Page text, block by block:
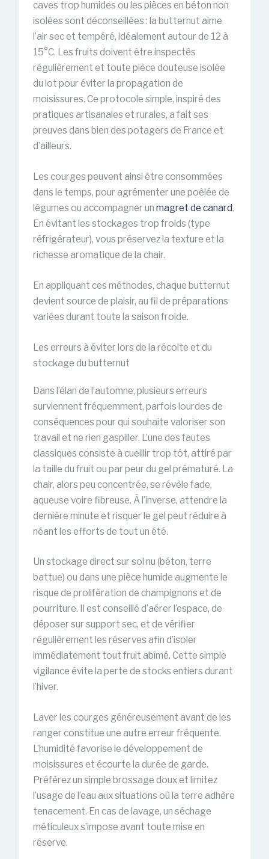
caves trop humides ou les pièces en béton non
isolées sont déconseillées : la butternut aime
l’air sec et tempéré, idéalement autour de 12 à
15°C. Les fruits doivent être inspectés
régulièrement et toute pièce douteuse isolée
du lot pour éviter la propagation de
moisissures. Ce protocole simple, inspiré des
pratiques artisanales et rurales, a fait ses
preuves dans bien des potagers de France et
d’ailleurs.
Les courges peuvent ainsi être consommées
dans le temps, pour agrémenter une poêlée de
légumes ou accompagner un magret de canard.
En évitant les stockages trop froids (type
réfrigérateur), vous préservez la texture et la
richesse aromatique de la chair.
En appliquant ces méthodes, chaque butternut
devient source de plaisir, au fil de préparations
variées durant toute la saison froide.
Les erreurs à éviter lors de la récolte et du
stockage du butternut
Dans l’élan de l’automne, plusieurs erreurs
surviennent fréquemment, parfois lourdes de
conséquences pour qui souhaite valoriser son
travail et ne rien gaspiller. L’une des fautes
classiques consiste à cueillir trop tôt, attiré par
la taille du fruit ou par peur du gel prématuré. La
chair, alors peu concentrée, se révèle fade,
aqueuse voire fibreuse. À l’inverse, attendre la
dernière minute et risquer le gel peut réduire à
néant les efforts de tout un été.
Un stockage direct sur sol nu (béton, terre
battue) ou dans une pièce humide augmente le
risque de prolifération de champignons et de
pourriture. Il est conseillé d’aérer l’espace, de
déposer sur support sec, et de vérifier
régulièrement les réserves afin d’isoler
immédiatement tout fruit abîmé. Cette simple
vigilance évite la perte de stocks entiers durant
l’hiver.
Laver les courges généreusement avant de les
ranger constitue une autre erreur fréquente.
L’humidité favorise le développement de
moisissures et écourte la durée de garde.
Préférez un simple brossage doux et limitez
l’usage de l’eau aux situations où la terre adhère
tenacement. En cas de lavage, un séchage
méticuleux s’impose avant toute mise en
réserve.